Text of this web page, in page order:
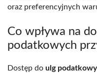
oraz preferencyjnych
Co wpływa na
podatkowych
Dostęp do ulg